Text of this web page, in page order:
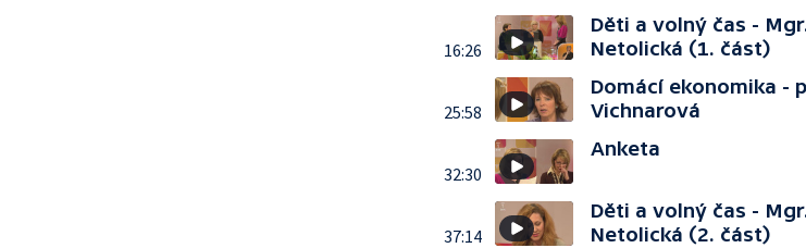
16:26
Děti a volný čas -
Netolická (1. část)
25:58
Domácí ekonomika -
Vichnarová
32:30
Anketa
37:14
Děti a volný čas -
Netolická (2. část)